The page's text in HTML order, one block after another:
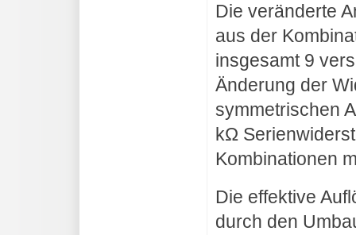
Die veränderte
aus der
insgesamt 9
Änderung der
symmetrischen
kΩ
Kombinationen
Die effektive
durch den